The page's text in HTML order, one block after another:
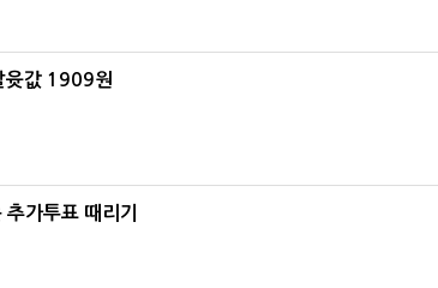
윳값 1909원
가투표 때리기